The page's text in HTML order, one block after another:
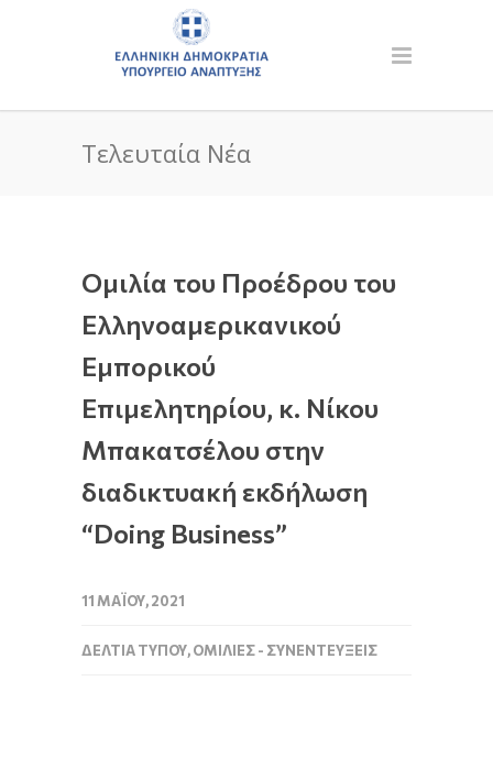
Τελευταία Νέα
Ομιλία του Προέδρου του
Ελληνοαμερικανικού
Εμπορικού
Επιμελητηρίου, κ. Νίκου
Μπακατσέλου στην
διαδικτυακή εκδήλωση
“Doing Business”
11 ΜΑΪ́ΟΥ, 2021
ΔΕΛΤΊΑ ΤΎΠΟΥ,ΟΜΙΛΊΕΣ - ΣΥΝΕΝΤΕΎΞΕΙΣ